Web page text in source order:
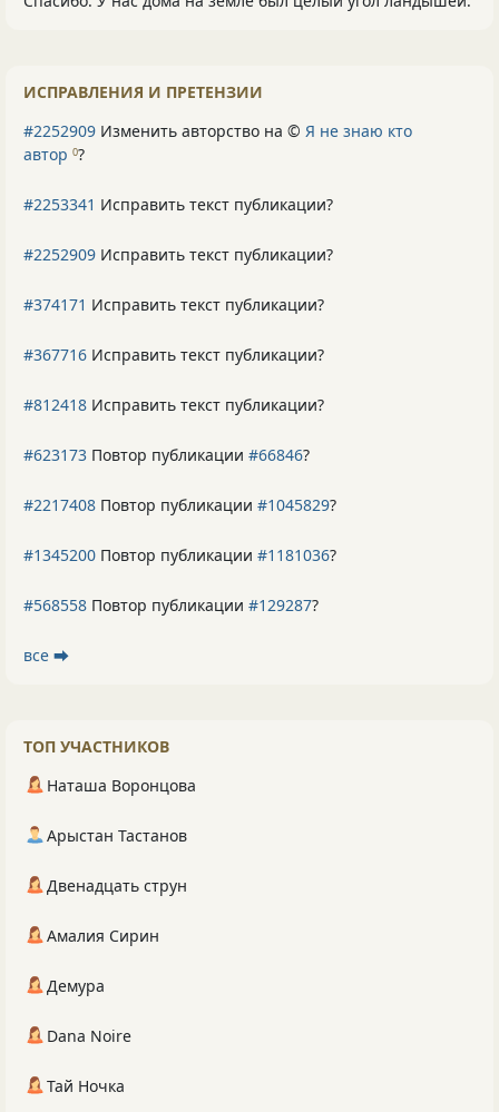
ИСПРАВЛЕНИЯ И ПРЕТЕНЗИИ
#2252909 Изменить авторство на © Я не знаю кто
автор 0?
#2253341 Исправить текст публикации?
#2252909 Исправить текст публикации?
#374171 Исправить текст публикации?
#367716 Исправить текст публикации?
#812418 Исправить текст публикации?
#623173 Повтор публикации #66846?
#2217408 Повтор публикации #1045829?
#1345200 Повтор публикации #1181036?
#568558 Повтор публикации #129287?
все ⮕
ТОП УЧАСТНИКОВ
Наташа Воронцова
Арыстан Тастанов
Двенадцать струн
Амалия Сирин
Демура
Dana Noire
Тай Ночка